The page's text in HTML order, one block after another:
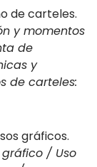
de carteles.
y momentos
de
y
de carteles:
gráficos.
/ Uso